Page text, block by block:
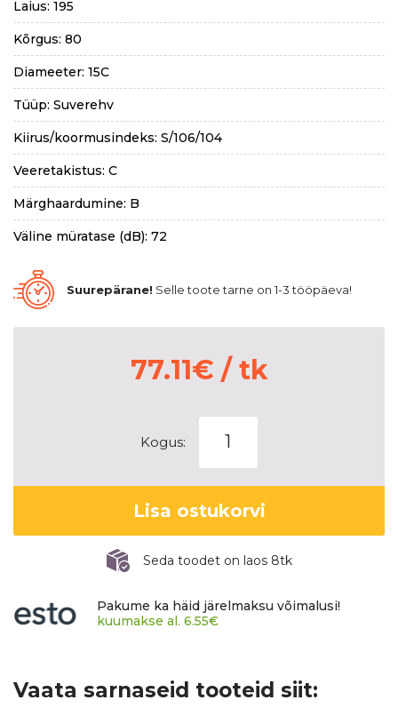
Laius: 195
Kõrgus: 80
Diameeter: 15C
Tüüp: Suverehv
Kiirus/koormusindeks: S/106/104
Veeretakistus: C
Märghaardumine: B
Väline müratase (dB): 72
Suurepärane! Selle toote tarne on 1-3 tööpäeva!
77.11€ / tk
Kogus:
CONNEX
VAN
(TV701)
kogus
Lisa ostukorvi
Seda toodet on laos 8tk
Pakume ka häid järelmaksu võimalusi!
kuumakse al. 6.55€
Vaata sarnaseid tooteid siit: